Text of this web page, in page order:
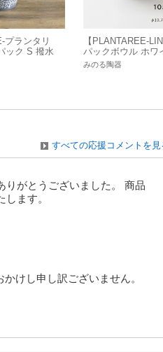
プランタリ
ック S 撥水
］オリジナル
【PLANTAREE-
パックボウル ホワ
製 美濃焼 食器 鉢
みのる陶器
すべての応援コメントを見
りがとうございました。 商品
ます。
けし申し訳ございません。